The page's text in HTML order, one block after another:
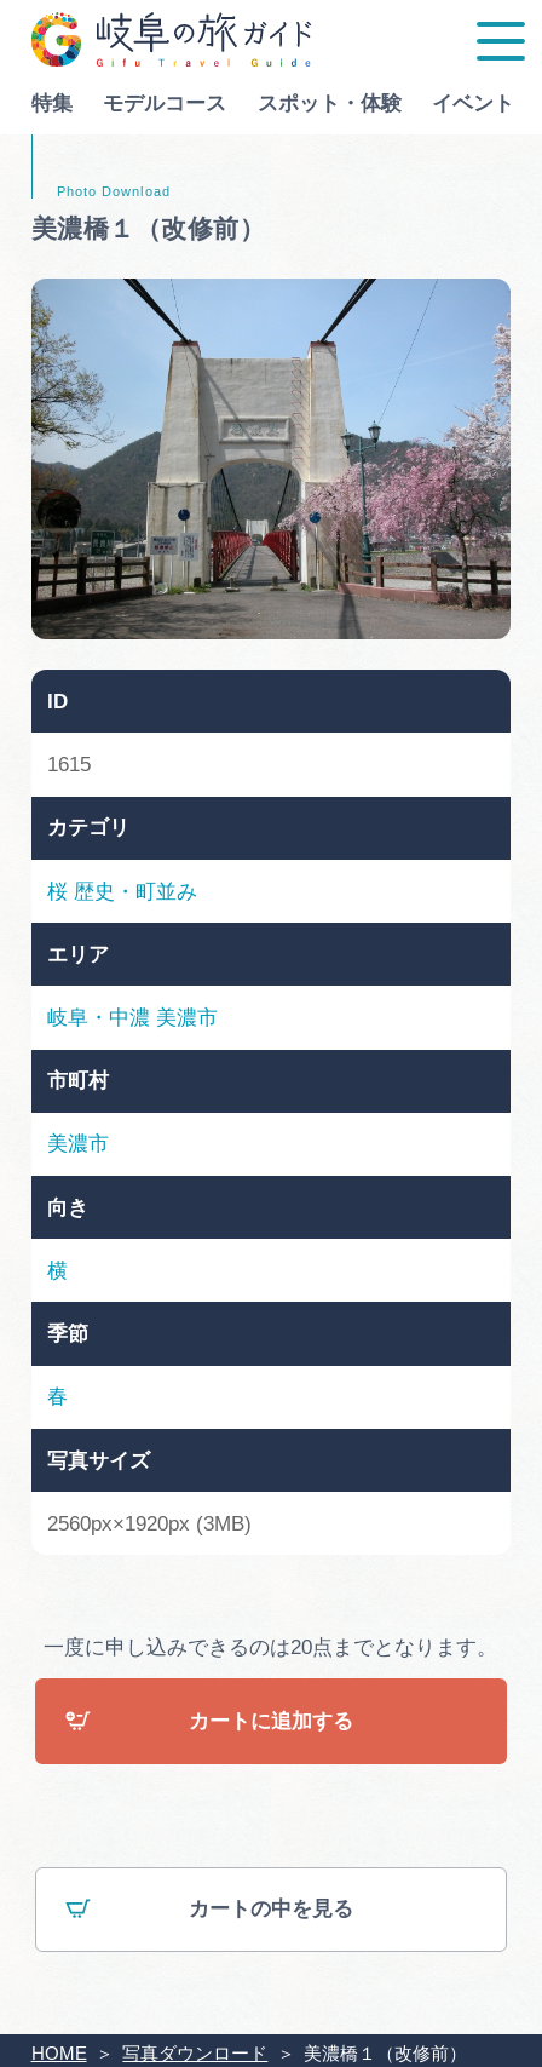
特集 モデルコース スポット・体験 イベント
特集
モデルコース
スポット・体験
イベント
グルメ
旅の予約
早わかり岐阜
買い物・お土産
体験予約サイト「ＶＩＳＩＴ岐阜県」
岐阜県アウトドア観光キャンペーン
岐阜県まるごと観光エリアガイド
岐阜県観光データベース
動画ライブラリー
お問い合わせ
広告掲載
サイトポリシー
Language
行きたいリストを見る
HOME 写真ダウンロード 美濃橋１（改修前）
美濃橋１（改修前）
ID
1615
カテゴリ
桜 歴史・町並み
エリア
岐阜・中濃 美濃市
市町村
美濃市
向き
横
季節
春
写真サイズ
2560px×1920px (3MB)
一度に申し込みできるのは20点までとなります。
カートに追加する
カートの中を見る